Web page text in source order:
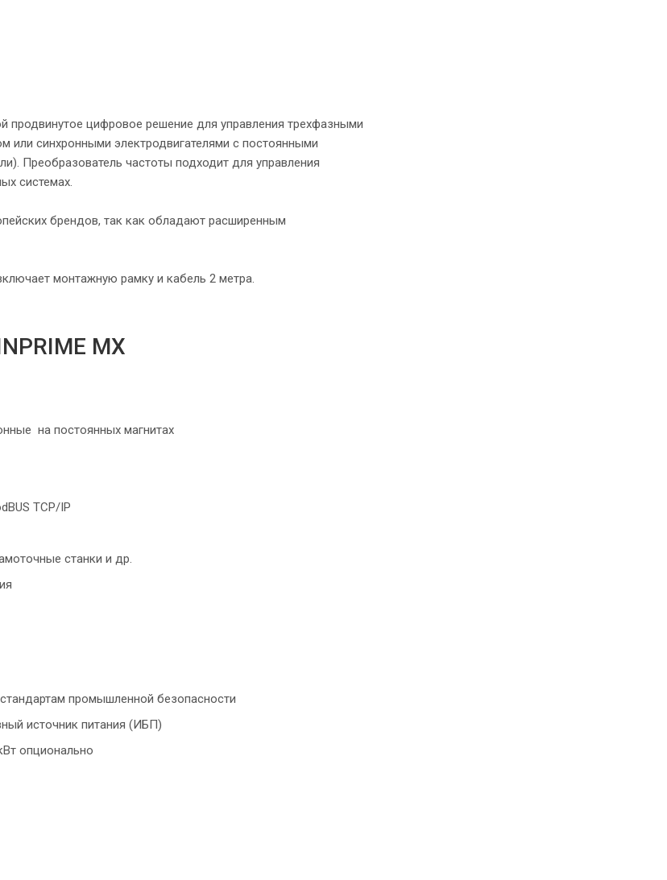
продвинутое цифровое решение для управления трехфазными
или синхронными электродвигателями с постоянными
Преобразователь частоты подходит для управления
системах.
брендов, так как обладают расширенным
монтажную рамку и кабель 2 метра.
MX
на постоянных магнитах
TCP/IP
станки и др.
промышленной безопасности
источник питания (ИБП)
опционально